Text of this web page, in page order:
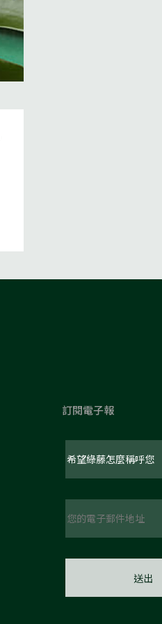
訂閱電子報